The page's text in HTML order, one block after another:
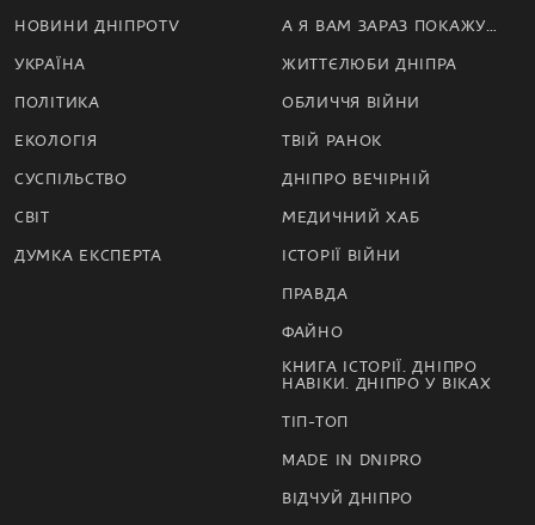
НОВИНИ ДНІПРОTV
УКРАЇНА
ПОЛІТИКА
ЕКОЛОГІЯ
СУСПІЛЬСТВО
СВІТ
ДУМКА ЕКСПЕРТА
А Я ВАМ ЗАРАЗ ПОКАЖУ…
ЖИТТЄЛЮБИ ДНІПРА
ОБЛИЧЧЯ ВІЙНИ
ТВІЙ РАНОК
ДНІПРО ВЕЧІРНІЙ
МЕДИЧНИЙ ХАБ
ІСТОРІЇ ВІЙНИ
ПРАВДА
ФАЙНО
КНИГА ІСТОРІЇ. ДНІПРО
НАВІКИ. ДНІПРО У ВІКАХ
ТІП-ТОП
MADE IN DNIPRO
ВІДЧУЙ ДНІПРО